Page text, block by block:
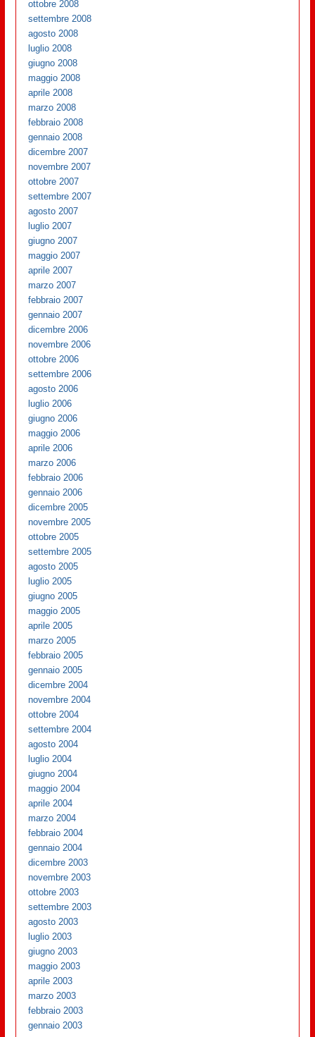
ottobre 2008
settembre 2008
agosto 2008
luglio 2008
giugno 2008
maggio 2008
aprile 2008
marzo 2008
febbraio 2008
gennaio 2008
dicembre 2007
novembre 2007
ottobre 2007
settembre 2007
agosto 2007
luglio 2007
giugno 2007
maggio 2007
aprile 2007
marzo 2007
febbraio 2007
gennaio 2007
dicembre 2006
novembre 2006
ottobre 2006
settembre 2006
agosto 2006
luglio 2006
giugno 2006
maggio 2006
aprile 2006
marzo 2006
febbraio 2006
gennaio 2006
dicembre 2005
novembre 2005
ottobre 2005
settembre 2005
agosto 2005
luglio 2005
giugno 2005
maggio 2005
aprile 2005
marzo 2005
febbraio 2005
gennaio 2005
dicembre 2004
novembre 2004
ottobre 2004
settembre 2004
agosto 2004
luglio 2004
giugno 2004
maggio 2004
aprile 2004
marzo 2004
febbraio 2004
gennaio 2004
dicembre 2003
novembre 2003
ottobre 2003
settembre 2003
agosto 2003
luglio 2003
giugno 2003
maggio 2003
aprile 2003
marzo 2003
febbraio 2003
gennaio 2003